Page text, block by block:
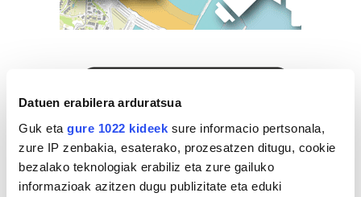
Datuen erabilera arduratsua
Guk eta gure 1022 kideek sure informacio pertsonala,
zure IP zenbakia, esaterako, prozesatzen ditugu, cookie
bezalako teknologiak erabiliz eta zure gailuko
informazioak azitzen dugu publizitate eta eduki